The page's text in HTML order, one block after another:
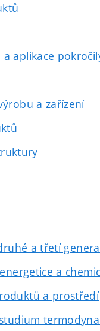
a aplikace
a zařízení
a třetí
a
a prostředí